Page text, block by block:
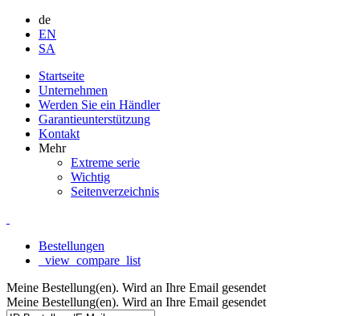
de
EN
SA
Startseite
Unternehmen
Werden Sie ein Händler
Garantieunterstützung
Kontakt
Mehr
Extreme serie
Wichtig
Seitenverzeichnis
Bestellungen
_view_compare_list
Meine Bestellung(en). Wird an Ihre Email gesendet
Meine Bestellung(en). Wird an Ihre Email gesendet